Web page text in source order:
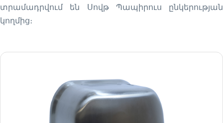
տրամադրվում են Սովթ Պապիրուս ընկերության
կողմից։